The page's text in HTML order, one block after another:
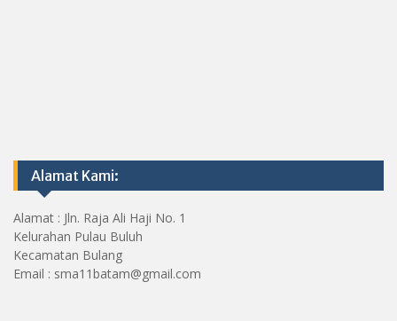
Alamat Kami:
Alamat : Jln. Raja Ali Haji No. 1
Kelurahan Pulau Buluh
Kecamatan Bulang
Email : sma11batam@gmail.com